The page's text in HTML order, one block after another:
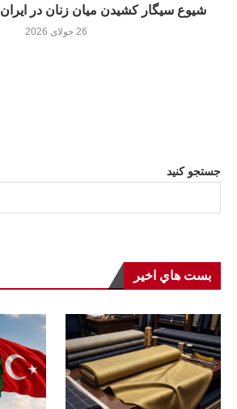
شیوع سیگار کشیدن میان زنان در ایران ۲۰۲۶؛ بحران تازه
26 جولای 2026
جستجو کنید
بست هاي اخير